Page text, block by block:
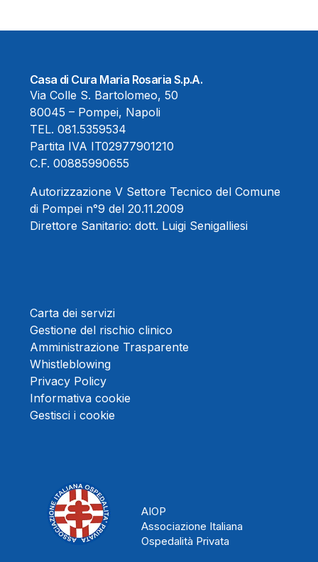
Casa di Cura Maria Rosaria S.p.A.
Via Colle S. Bartolomeo, 50
80045 – Pompei, Napoli
TEL. 081.5359534
Partita IVA IT02977901210
C.F. 00885990655
Autorizzazione V Settore Tecnico del Comune
di Pompei n°9 del 20.11.2009
Direttore Sanitario: dott. Luigi Senigalliesi
Carta dei servizi
Gestione del rischio clinico
Amministrazione Trasparente
Whistleblowing
Privacy Policy
Informativa cookie
Gestisci i cookie
AIOP
Associazione Italiana
Ospedalità Privata